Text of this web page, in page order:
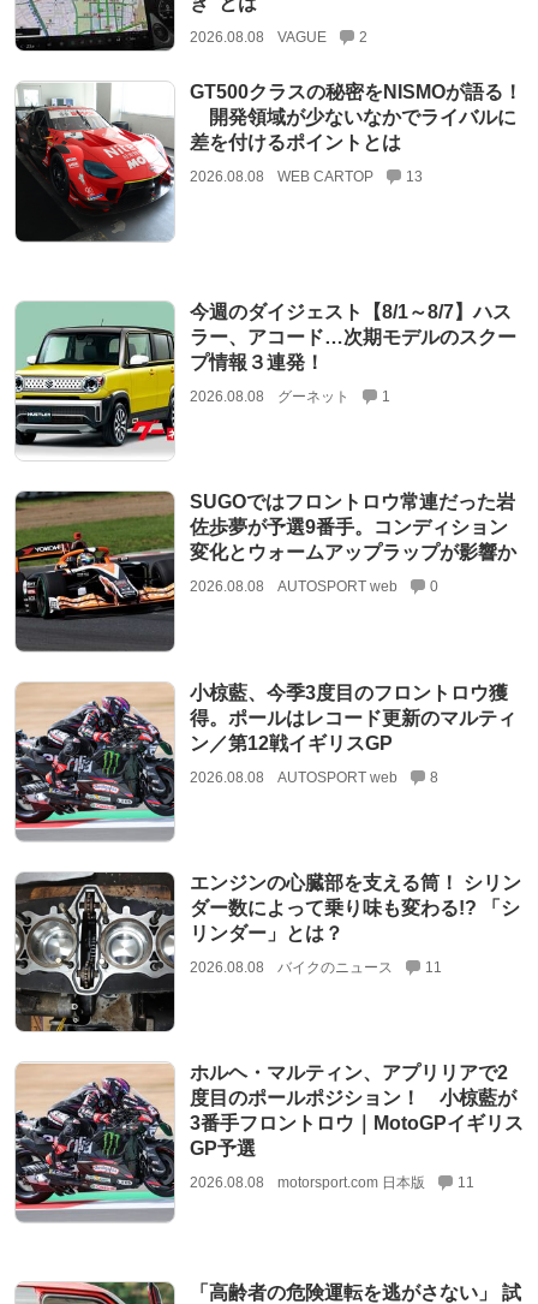
2026.08.08 VAGUE 2
GT500クラスの秘密をNISMOが語る！
開発領域が少ないなかでライバルに
差を付けるポイントとは
2026.08.08 WEB CARTOP 13
今週のダイジェスト【8/1～8/7】ハス
ラー、アコード…次期モデルのスクー
プ情報３連発！
2026.08.08 グーネット 1
SUGOではフロントロウ常連だった岩
佐歩夢が予選9番手。コンディション
変化とウォームアップラップが影響か
2026.08.08 AUTOSPORT web 0
小椋藍、今季3度目のフロントロウ獲
得。ポールはレコード更新のマルティ
ン／第12戦イギリスGP
2026.08.08 AUTOSPORT web 8
エンジンの心臓部を支える筒！ シリン
ダー数によって乗り味も変わる!? 「シ
リンダー」とは？
2026.08.08 バイクのニュース 11
ホルヘ・マルティン、アプリリアで2
度目のポールポジション！ 小椋藍が
3番手フロントロウ｜MotoGPイギリス
GP予選
2026.08.08 motorsport.com 日本版 11
「高齢者の危険運転を逃がさない」 試